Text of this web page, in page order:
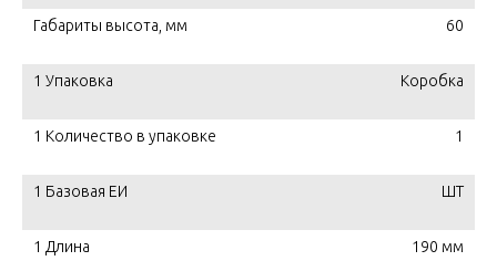
Габариты высота, мм 60
1 Упаковка Коробка
1 Количество в упаковке 1
1 Базовая ЕИ ШТ
1 Длина 190 мм